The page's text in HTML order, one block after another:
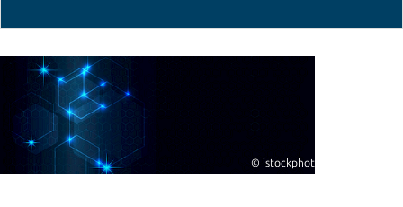
© istockphoto.com/Thissatan